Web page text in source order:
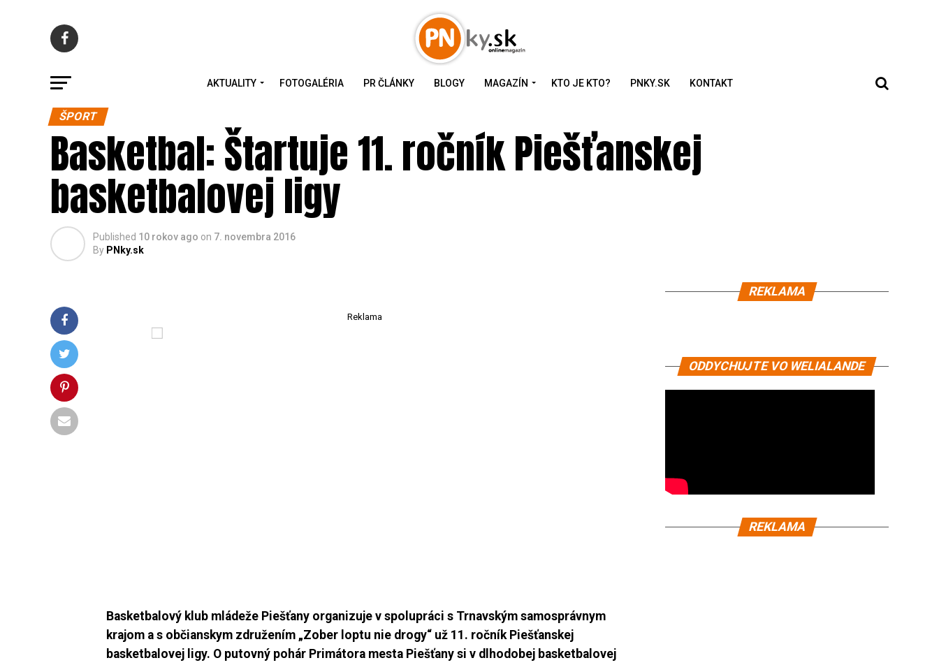
AKTUALITY FOTOGALÉRIA PR ČLÁNKY BLOGY MAGAZÍN KTO JE KTO? PNKY.SK KONTAKT
ŠPORT
Basketbal: Štartuje 11. ročník Piešťanskej
basketbalovej ligy
Published 10 rokov ago on 7. novembra 2016
By PNky.sk
Reklama
Basketbalový klub mládeže Piešťany organizuje v spolupráci s Trnavským samosprávnym
krajom a s občianskym združením „Zober loptu nie drogy“ už 11. ročník Piešťanskej
basketbalovej ligy. O putovný pohár Primátora mesta Piešťany si v dlhodobej basketbalovej
REKLAMA
ODDYCHUJTE VO WELIALANDE
REKLAMA